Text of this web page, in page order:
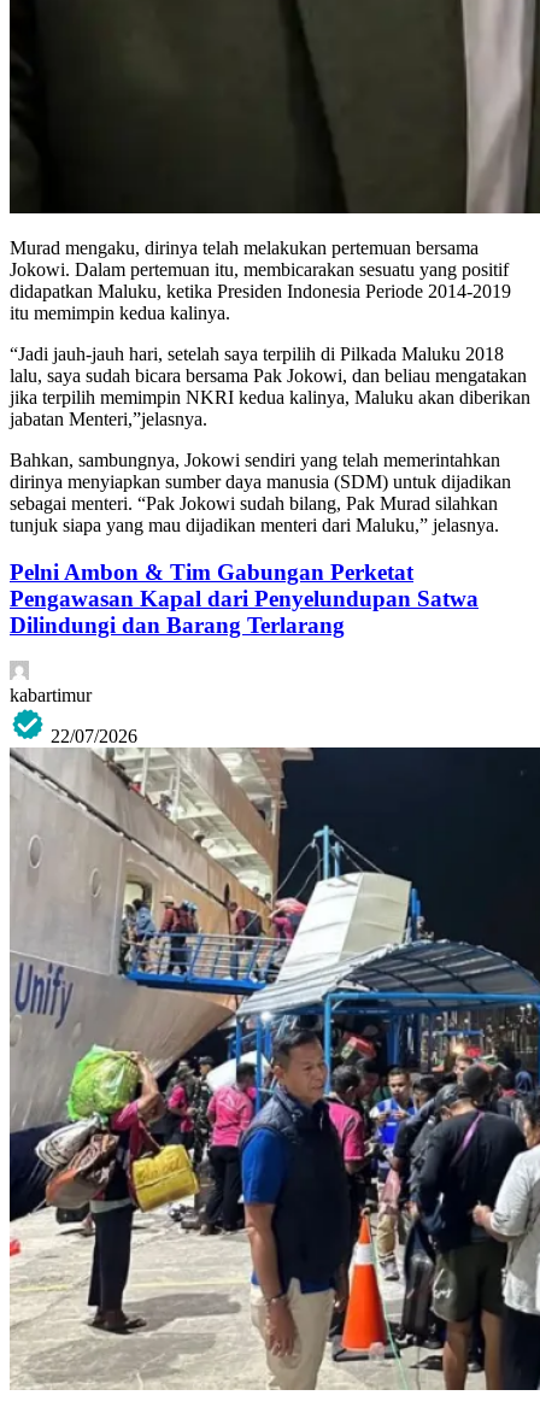
Murad mengaku, dirinya telah melakukan pertemuan bersama
Jokowi. Dalam pertemuan itu, membicarakan sesuatu yang positif
didapatkan Maluku, ketika Presiden Indonesia Periode 2014-2019
itu memimpin kedua kalinya.
“Jadi jauh-jauh hari, setelah saya terpilih di Pilkada Maluku 2018
lalu, saya sudah bicara bersama Pak Jokowi, dan beliau mengatakan
jika terpilih memimpin NKRI kedua kalinya, Maluku akan diberikan
jabatan Menteri,”jelasnya.
Bahkan, sambungnya, Jokowi sendiri yang telah memerintahkan
dirinya menyiapkan sumber daya manusia (SDM) untuk dijadikan
sebagai menteri. “Pak Jokowi sudah bilang, Pak Murad silahkan
tunjuk siapa yang mau dijadikan menteri dari Maluku,” jelasnya.
Pelni Ambon & Tim Gabungan Perketat
Pengawasan Kapal dari Penyelundupan Satwa
Dilindungi dan Barang Terlarang
kabartimur
22/07/2026